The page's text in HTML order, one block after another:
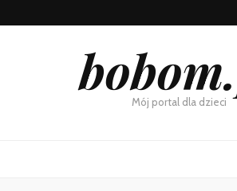
Mój portal dla dzieci